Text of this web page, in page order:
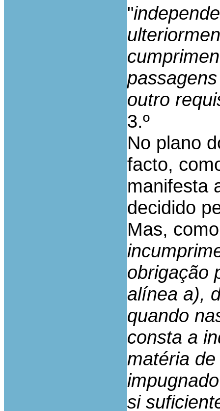
"
outro
3.º
No plano
facto,
manifesta
decidido
Mas,
obrigação
alínea a),
quando
consta a
matéria
si